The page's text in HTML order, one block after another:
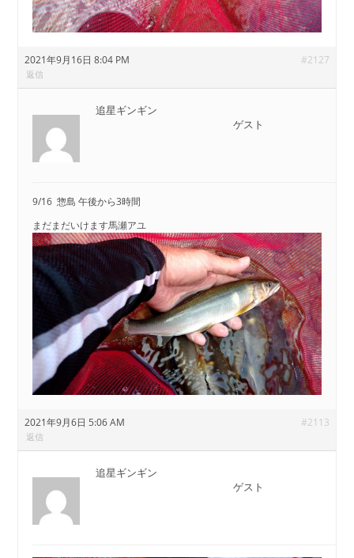
2021年9月16日 8:04 PM #2127
返信
追星ギンギン
ゲスト
9/16 惣島 午後から3時間
まだまだいけます馬瀬アユ
2021年9月6日 5:06 AM #2113
返信
追星ギンギン
ゲスト